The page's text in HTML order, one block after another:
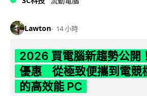
Lawton 14 小時
2026 買電腦新趨勢公開
優惠 從極致便攜到電競
的高效能 PC